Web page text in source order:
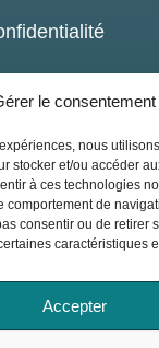
le consentement
nous
stocker et/ou accéder
à ces technologies
comportement de
consentir ou de retirer
caractéristiques
Accepter
Grande-Côte